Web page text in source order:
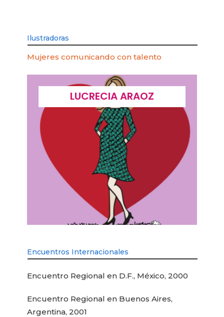
Ilustradoras
Mujeres comunicando con talento
LUCIA PICERNO
Encuentros Internacionales
Encuentro Regional en D.F., México, 2000
Encuentro Regional en Buenos Aires,
Argentina, 2001